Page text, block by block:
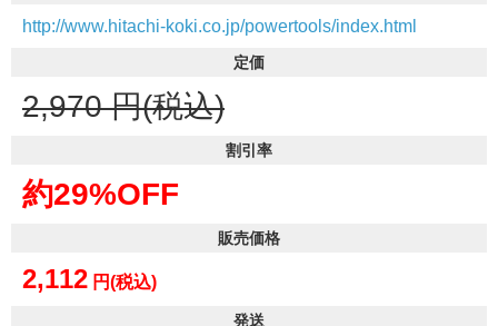
http://www.hitachi-koki.co.jp/powertools/index.html
定価
2,970 円(税込)
割引率
約29%OFF
販売価格
2,112 円(税込)
発送